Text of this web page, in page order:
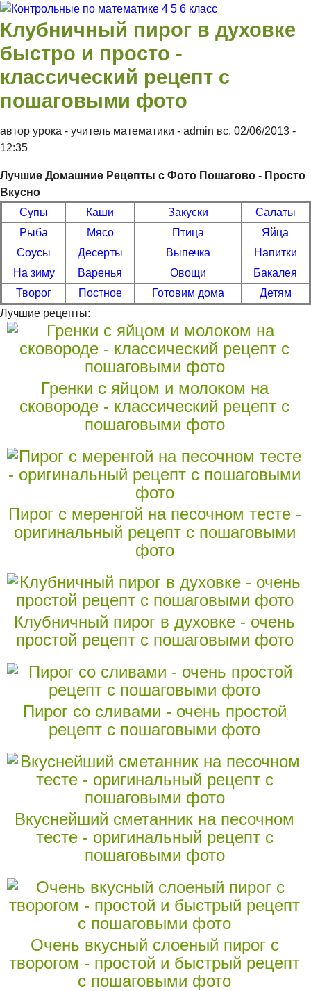
Перейти к основному содержанию
Контрольные
по
математике 4
5 6 класс
Клубничный пирог в духовке
быстро и просто -
классический рецепт с
пошаговыми фото
автор урока - учитель математики - admin вс, 02/06/2013 -
12:35
Лучшие Домашние Рецепты с Фото Пошагово - Просто
Вкусно
Супы
Каши Закуски
Салаты
Рыба
Мясо Птица
Яйца
Соусы
Десерты Выпечка
Напитки
На зиму
Варенья Овощи
Бакалея
Творог
Постное Готовим дома
Детям
Лучшие рецепты:
Гренки с яйцом и молоком на
сковороде - классический рецепт с
пошаговыми фото
Пирог с меренгой на песочном тесте -
оригинальный рецепт с пошаговыми
фото
Клубничный пирог в духовке - очень
простой рецепт с пошаговыми фото
Пирог со сливами - очень простой
рецепт с пошаговыми фото
Вкуснейший сметанник на песочном
тесте - оригинальный рецепт с
пошаговыми фото
Очень вкусный слоеный пирог с
творогом - простой и быстрый рецепт
с пошаговыми фото